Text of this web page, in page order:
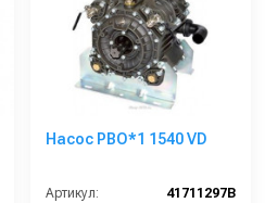
Насос PBO*1 1540 VD
Артикул:
41711297B